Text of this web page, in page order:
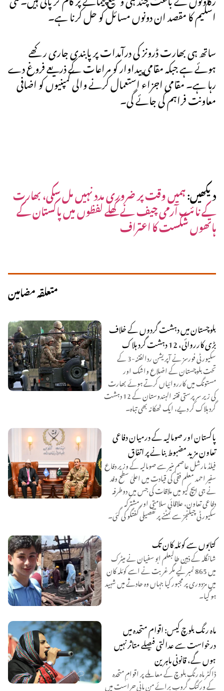
اسکیم کا مقصد ان دونوں مسائل کو حل کرنا ہے۔
ساتھ ہی بھارت ڈرونز کی درآمدات پر پابندی جاری رکھے
ہوئے ہے جبکہ مقامی پیداوار کو مراعات کے ذریعے فروغ دے
رہا ہے۔ مقامی اجزاء استعمال کرنے والی کمپنیوں کو اضافی
معاونت فراہم کی جائے گی۔
دیکھیں:ہمیں وقت پر ضروری مدد نہیں مل سکی، بھارت
کے نائب آرمی چیف نے کھلے لفظوں میں پاکستان کے
ہاتھوں شکست کا اعتراف
متعلقہ مضامین
بلوچستان میں دہشت گردوں کے خلاف
بڑی کارروائی، 12 دہشت گرد ہلاک
سکیورٹی فورسز نے آپریشن ردالفتنہ-3 کے
تحت بلوچستان کے اضلاع واشک اور
مستونگ میں کارروائیاں کرتے ہوئے بھارت
کی زیر سرپرستی فتنہ الہندوستان کے 12 دہشت
گرد ہلاک کر دیے، ایک ٹھکانہ بھی تباہ۔
پاکستان اور صومالیہ کے درمیان دفاعی
تعاون مزید مضبوط بنانے پر اتفاق
فیلڈ مارشل عاصم منیر سے صومالیہ کے وزیر دفاع
سفیر احمد معلم فقی کی قیادت میں اعلیٰ سطح وفد
نے جی ایچ کیو میں ملاقات کی جس میں دوطرفہ
دفاعی تعاون، علاقائی سلامتی اور مشترکہ
سکیورٹی چیلنجز سے نمٹنے پر تفصیلی گفتگو کی گئی۔
کتابوں سے کوئلہ کان تک
شانگلہ کے ذہین طالبعلم ابو سفیان نے میٹرک
میں 865 نمبر لیے مگر غربت نے اسے کوئلہ کان
میں مزدوری پر مجبور کیا جہاں وہ حادثے میں شہید
ہو گیا۔
ماہ رنگ بلوچ کیس: اقوام متحدہ میں
درخواست سے عدالتی فیصلے متاثر نہیں
ہوں گے، قانونی ماہرین
ڈاکٹر ماہ رنگ بلوچ کے معاملے پر اقوامِ متحدہ
کے ورکنگ گروپ برائے من مانی حراست میں